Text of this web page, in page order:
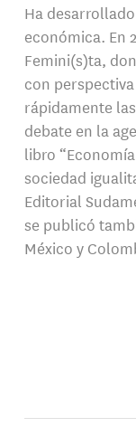
Ha
económica. En
Femini(s)ta,
con
rápidamente
debate en la
libro
sociedad
Editorial
se publicó
México y